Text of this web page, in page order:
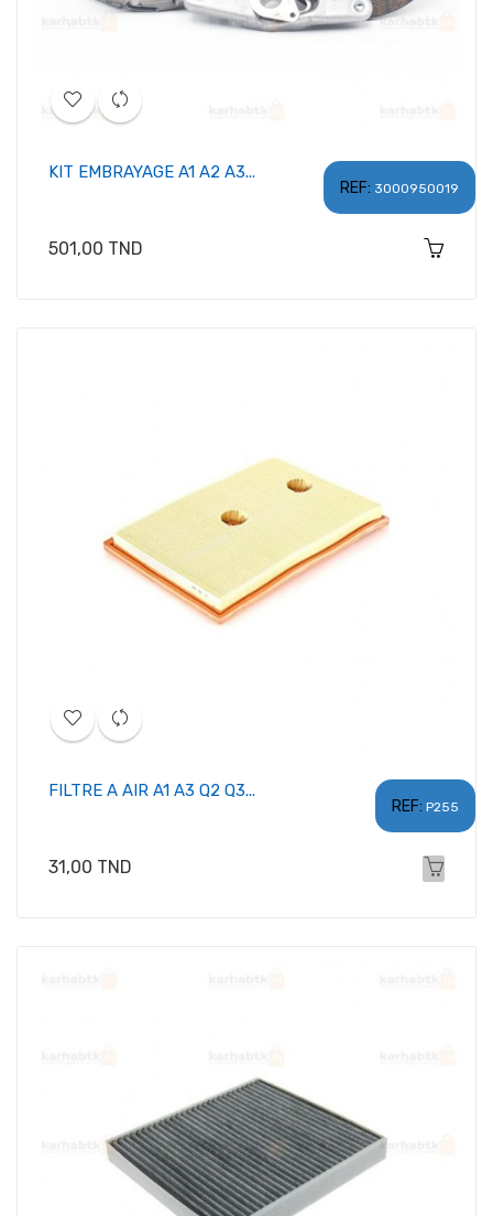
REF: 3000950019
KIT EMBRAYAGE A1 A2 A3...
Prix
501,00 TND
REF: P255
FILTRE A AIR A1 A3 Q2 Q3...
Prix
31,00 TND